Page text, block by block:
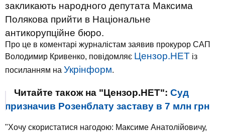
закликають народного депутата Максима
Полякова прийти в Національне
антикорупційне бюро.
Про це в коментарі журналістам заявив прокурор САП
Володимир Кривенко, повідомляє Цензор.НЕТ із
посиланням на Укрінформ.
Читайте також на "Цензор.НЕТ": Суд
призначив Розенблату заставу в 7 млн грн
"Хочу скористатися нагодою: Максиме Анатолійовичу,